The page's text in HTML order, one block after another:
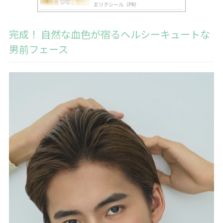
エリクシール（PR）
完成！ 自然な血色が宿るヘルシーキュートな
男前フェース